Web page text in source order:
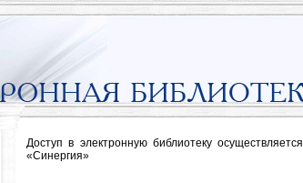
Доступ в электронную библиотеку
«Синергия»